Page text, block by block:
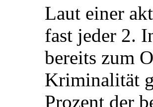
Laut einer
fast jeder 2.
bereits zum
Kriminalität
Prozent der